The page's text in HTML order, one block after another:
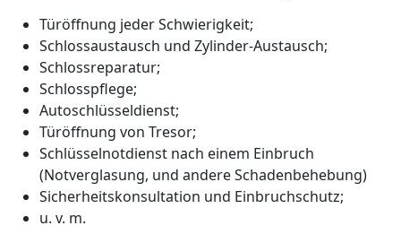
Türöffnung jeder Schwierigkeit;
Schlossaustausch und Zylinder-Austausch;
Schlossreparatur;
Schlosspflege;
Autoschlüsseldienst;
Türöffnung von Tresor;
Schlüsselnotdienst nach einem Einbruch
(Notverglasung, und andere Schadenbehebung)
Sicherheitskonsultation und Einbruchschutz;
u. v. m.